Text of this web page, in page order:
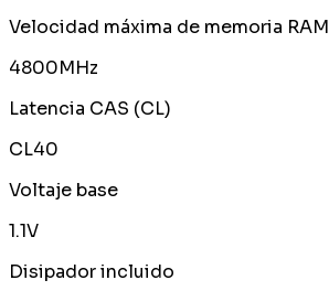
Velocidad máxima de memoria RAM
4800MHz
Latencia CAS (CL)
CL40
Voltaje base
1.1V
Disipador incluido